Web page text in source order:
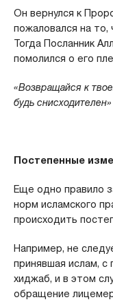
Он вернулся к
пожаловался на то,
Тогда Посланник
помолился о его
«Возвращайся к
будь снисходителен»
Постепенные
Еще одно правило
норм исламского
происходить
Например, не
принявшая ислам, с
хиджаб, и в этом
обращение